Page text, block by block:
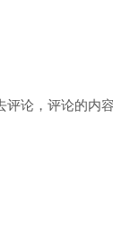
论，评论的内